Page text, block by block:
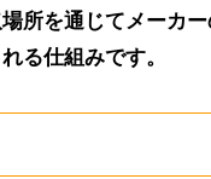
所を通じてメーカ
る仕組みです。